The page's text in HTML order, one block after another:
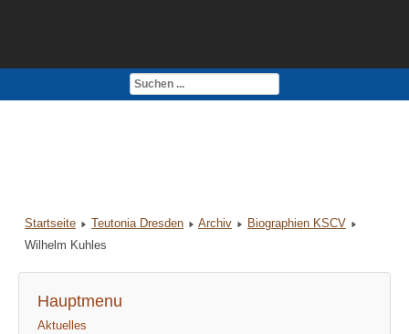
Impressum
Startseite Teutonia Dresden Archiv
Biographien KSCV
Wilhelm Kuhles
Hauptmenu
Aktuelles